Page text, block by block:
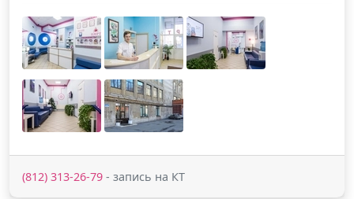
(812) 313-26-79 - запись на КТ